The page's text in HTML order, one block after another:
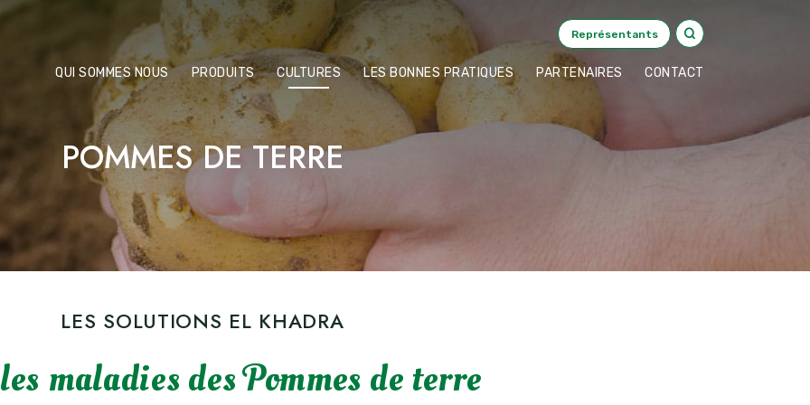
Représentants
QUI SOMMES NOUS PRODUITS CULTURES LES BONNES PRATIQUES PARTENAIRES CONTACT
POMMES DE TERRE
LES SOLUTIONS EL KHADRA
maladies des Pommes de terre